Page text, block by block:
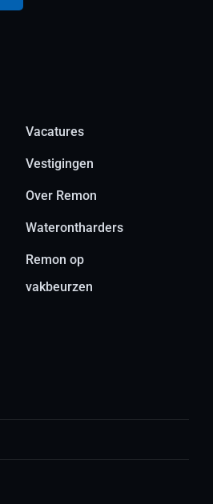
Vacatures
Vestigingen
Over Remon
Waterontharders
Remon op
vakbeurzen